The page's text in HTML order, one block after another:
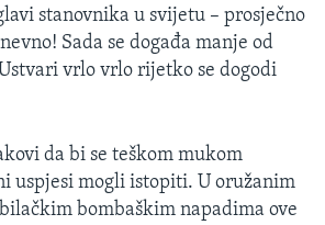
stanovnika u svijetu – prosječno
Sada se događa manje od
vrlo vrlo rijetko se dogodi
da bi se teškom mukom
uspjesi mogli istopiti. U oružanim
bombaškim napadima ove